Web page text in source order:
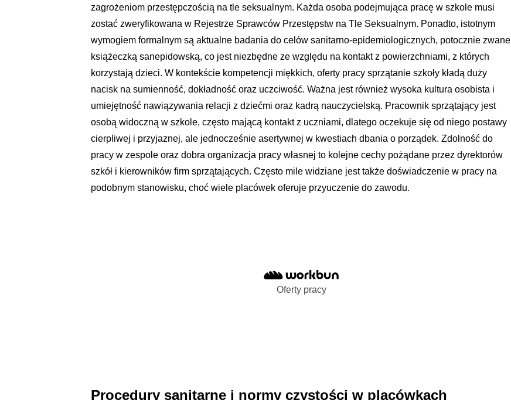
zagrożeniom przestępczością na tle seksualnym. Każda osoba podejmująca pracę w szkole musi
zostać zweryfikowana w Rejestrze Sprawców Przestępstw na Tle Seksualnym. Ponadto, istotnym
wymogiem formalnym są aktualne badania do celów sanitarno-epidemiologicznych, potocznie zwane
książeczką sanepidowską, co jest niezbędne ze względu na kontakt z powierzchniami, z których
korzystają dzieci. W kontekście kompetencji miękkich, oferty pracy sprzątanie szkoły kładą duży
nacisk na sumienność, dokładność oraz uczciwość. Ważna jest również wysoka kultura osobista i
umiejętność nawiązywania relacji z dziećmi oraz kadrą nauczycielską. Pracownik sprzątający jest
osobą widoczną w szkole, często mającą kontakt z uczniami, dlatego oczekuje się od niego postawy
cierpliwej i przyjaznej, ale jednocześnie asertywnej w kwestiach dbania o porządek. Zdolność do
pracy w zespole oraz dobra organizacja pracy własnej to kolejne cechy pożądane przez dyrektorów
szkół i kierowników firm sprzątających. Często mile widziane jest także doświadczenie w pracy na
podobnym stanowisku, choć wiele placówek oferuje przyuczenie do zawodu.
Oferty pracy
Procedury sanitarne i normy czystości w placówkach